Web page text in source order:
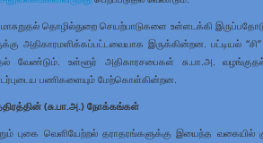
மாசுறுதல் தொழில்துறை செயற்பாடுகளை உள்ளடக்கி
அதிகாரமளிக்கப்பட்டவையாக இருக்கின்றன. பட்டியல்
வேண்டும். உள்ளூர் அதிகாரசபைகள் சு.பா.அ.
பணிகளையும் மேற்கொள்கின்றன.
(சு.பா.அ.) நோக்கங்கள்
புகை வெளியேற்றல் தராதரங்களுக்கு இயைந்த வகையில்